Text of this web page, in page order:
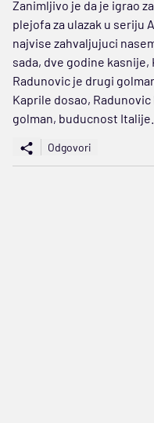
Zanimljivo je da je igrao
plejofa za ulazak u seriju
najvise zahvaljujuci
sada, dve godine kasnije,
Radunovic je drugi
Kaprile dosao,
golman, buducnost Italije.
Odgovori